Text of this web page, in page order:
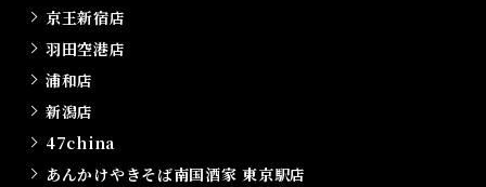
京王新宿店
羽田空港店
浦和店
新潟店
47china
あんかけやきそば南国酒家 東京駅店